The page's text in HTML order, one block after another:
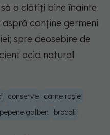
o clătiți bine înainte
conține germeni
spre deosebire de
acid natural
conserve
carne roșie
pepene galben brocoli